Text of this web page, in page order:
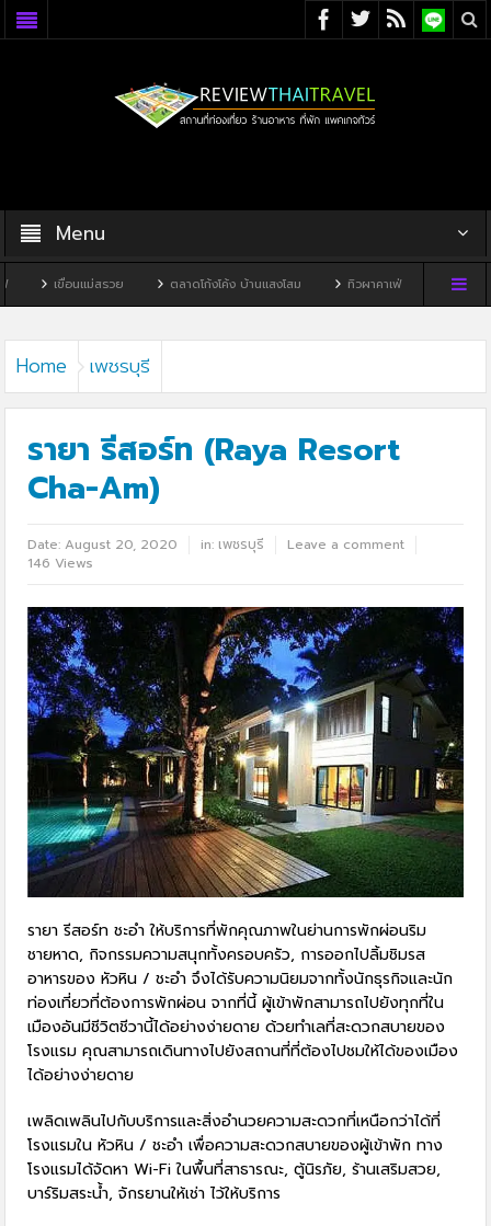
Menu
ม่สรวย ตลาดโก้งโค้ง บ้านแสงโสม ทิวผาคาเฟ่ บ้านพิพิธภัณฑ์ไทดำ
Home เพชรบุรี
รายา รีสอร์ท (Raya Resort
Cha-Am)
Date:August 20, 2020 in: เพชรบุรี
Leave a comment
146 Views
รายา รีสอร์ท ชะอำ ให้บริการที่พักคุณภาพในย่านการพักผ่อนริม
ชายหาด, กิจกรรมความสนุกทั้งครอบครัว, การออกไปลิ้มชิมรส
อาหารของ หัวหิน / ชะอำ จึงได้รับความนิยมจากทั้งนักธุรกิจและนัก
ท่องเที่ยวที่ต้องการพักผ่อน จากที่นี้ ผู้เข้าพักสามารถไปยังทุกที่ใน
เมืองอันมีชีวิตชีวานี้ได้อย่างง่ายดาย ด้วยทำเลที่สะดวกสบายของ
โรงแรม คุณสามารถเดินทางไปยังสถานที่ที่ต้องไปชมให้ได้ของเมือง
ได้อย่างง่ายดาย
เพลิดเพลินไปกับบริการและสิ่งอำนวยความสะดวกที่เหนือกว่าได้ที่
โรงแรมใน หัวหิน / ชะอำ เพื่อความสะดวกสบายของผู้เข้าพัก ทาง
โรงแรมได้จัดหา Wi-Fi ในพื้นที่สาธารณะ, ตู้นิรภัย, ร้านเสริมสวย,
บาร์ริมสระน้ำ, จักรยานให้เช่า ไว้ให้บริการ